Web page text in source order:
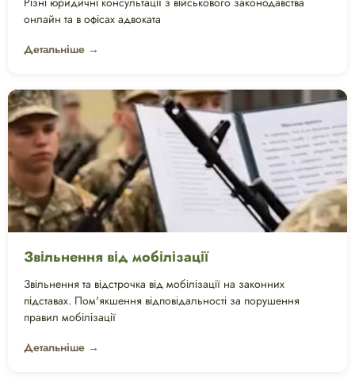
онлайн та в офісах адвоката
Детальніше →
Звільнення від мобілізації
Звільнення та відстрочка від мобілізації на законних
підставах. Пом'якшення відповідальності за порушення
правил мобілізації
Детальніше →